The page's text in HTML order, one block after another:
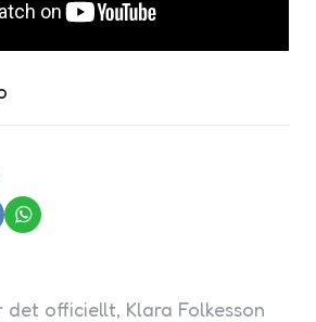
det officiellt, Klara Folkesson